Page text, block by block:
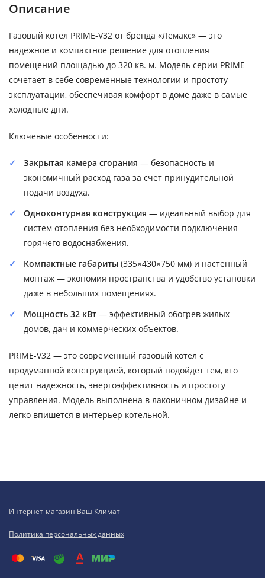
Описание
Газовый котел PRIME-V32 от бренда «Лемакс» — это
надежное и компактное решение для отопления
помещений площадью до 320 кв. м. Модель серии PRIME
сочетает в себе современные технологии и простоту
эксплуатации, обеспечивая комфорт в доме даже в самые
холодные дни.
Ключевые особенности:
Закрытая камера сгорания — безопасность и
экономичный расход газа за счет принудительной
подачи воздуха.
Одноконтурная конструкция — идеальный выбор для
систем отопления без необходимости подключения
горячего водоснабжения.
Компактные габариты (335×430×750 мм) и настенный
монтаж — экономия пространства и удобство установки
даже в небольших помещениях.
Мощность 32 кВт — эффективный обогрев жилых
домов, дач и коммерческих объектов.
PRIME-V32 — это современный газовый котел с
продуманной конструкцией, который подойдет тем, кто
ценит надежность, энергоэффективность и простоту
управления. Модель выполнена в лаконичном дизайне и
легко впишется в интерьер котельной.
Интернет-магазин Ваш Климат
Политика персональных данных